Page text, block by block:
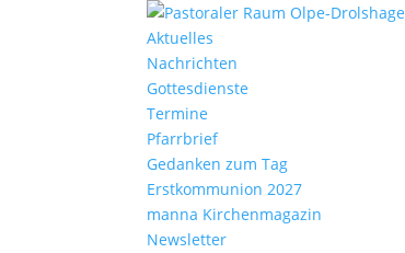
Aktu­elles
Nach­richten
Gottes­dienste
Termine
Pfarr­brief
Gedanken zum Tag
Erst­kom­mu­nion 2027
manna Kirchen­ma­gazin
News­letter